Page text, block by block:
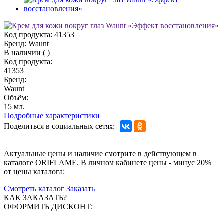
Код продукта: 41353
Бренд: Waunt
В наличии ( )
Код продукта:
41353
Бренд:
Waunt
Объём:
15 мл.
Подробные характеристики
Поделиться в социальных сетях:
Актуальные цены и наличие смотрите в действующем в
каталоге ORIFLAME. В личном кабинете цены - минус 20%
от цены каталога:
Смотреть каталог Заказать
КАК ЗАКАЗАТЬ?
ОФОРМИТЬ ДИСКОНТ: